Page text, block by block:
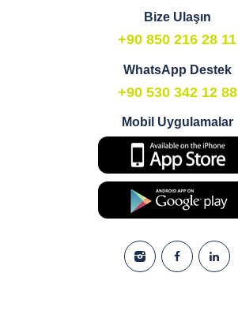
Bize Ulaşın
+90 850 216 28 11
WhatsApp Destek
+90 530 342 12 88
Mobil Uygulamalar